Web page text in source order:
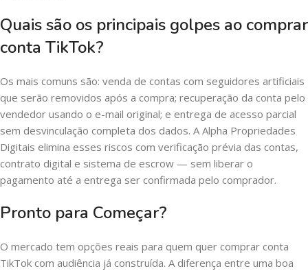
Quais são os principais golpes ao comprar
conta TikTok?
Os mais comuns são: venda de contas com seguidores artificiais
que serão removidos após a compra; recuperação da conta pelo
vendedor usando o e-mail original; e entrega de acesso parcial
sem desvinculação completa dos dados. A Alpha Propriedades
Digitais elimina esses riscos com verificação prévia das contas,
contrato digital e sistema de escrow — sem liberar o
pagamento até a entrega ser confirmada pelo comprador.
Pronto para Começar?
O mercado tem opções reais para quem quer comprar conta
TikTok com audiência já construída. A diferença entre uma boa